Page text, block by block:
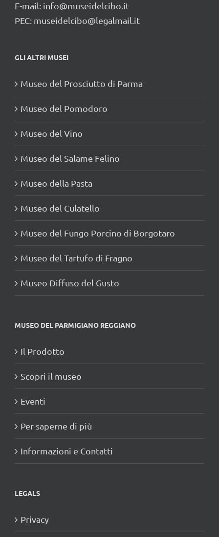
E-mail: info@museidelcibo.it
PEC: museidelcibo@legalmail.it
GLI ALTRI MUSEI
Museo del Prosciutto di Parma
Museo del Pomodoro
Museo del Vino
Museo del Salame Felino
Museo della Pasta
Museo del Culatello
Museo del Fungo Porcino di Borgotaro
Museo del Tartufo di Fragno
Museo Diffuso del Gusto
MUSEO DEL PARMIGIANO REGGIANO
Il Prodotto
Scopri il museo
Eventi
Per saperne di più
Informazioni e Contatti
LEGALS
Privacy